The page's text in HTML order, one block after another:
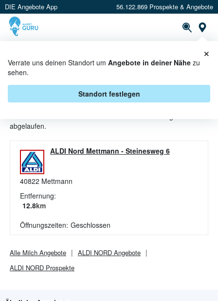
DIE Angebote App 56.122.869 Prospekte & Angebote
Verrate uns deinen Standort um Angebote in deiner Nähe zu
sehen.
Standort festlegen
×
MILCH ANGEBOTE & AKTIONEN
BEI ALDI NORD
abgelaufen.
ALDI Nord Mettmann - Steinesweg 6
40822 Mettmann
Entfernung:
12.8km
Öffnungszeiten: Geschlossen
Alle Milch Angebote ALDI NORD Angebote
ALDI NORD Prospekte